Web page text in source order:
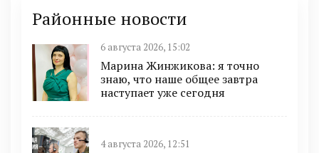
Районные новости
6 августа 2026, 15:02
Марина Жинжикова: я точно
знаю, что наше общее завтра
наступает уже сегодня
4 августа 2026, 12:51